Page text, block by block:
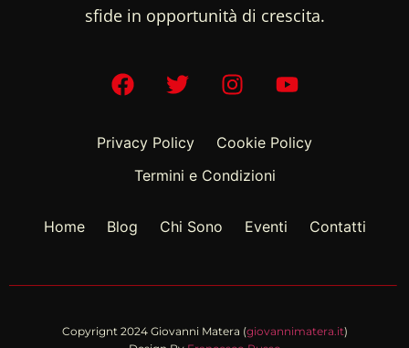
sfide in opportunità di crescita.
Privacy Policy
Cookie Policy
Termini e Condizioni
Home Blog Chi Sono Eventi Contatti
Copyrignt 2024 Giovanni Matera (giovannimatera.it)